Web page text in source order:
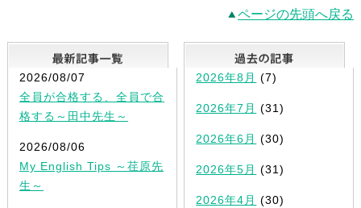
ページの先頭へ戻る
最新記事一覧
2026/08/07
全員が合格する、全員で合
格する～田中先生～
2026/08/06
My English Tips ～荏原先
生～
2026年8月 (7)
2026年7月 (31)
2026年6月 (30)
2026年5月 (31)
2026年4月 (30)